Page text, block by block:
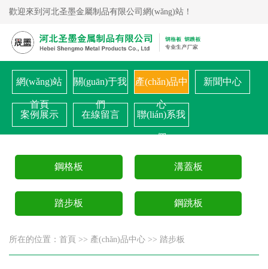
歡迎來到河北圣墨金屬制品有限公司網(wǎng)站！
網(wǎng)站
首頁
關(guān)于我
們
產(chǎn)品中
心
新聞中心
案例展示 在線留言 聯(lián)系我
們
鋼格板 溝蓋板
踏步板 鋼跳板
所在的位置： 首頁 >> 產(chǎn)品中心 >> 踏步板